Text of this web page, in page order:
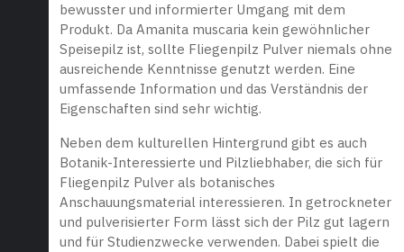
bewusster und informierter Umgang mit dem
Produkt. Da Amanita muscaria kein gewöhnlicher
Speisepilz ist, sollte Fliegenpilz Pulver niemals ohne
ausreichende Kenntnisse genutzt werden. Eine
umfassende Information und das Verständnis der
Eigenschaften sind sehr wichtig.
Neben dem kulturellen Hintergrund gibt es auch
Botanik-Interessierte und Pilzliebhaber, die sich für
Fliegenpilz Pulver als botanisches
Anschauungsmaterial interessieren. In getrockneter
und pulverisierter Form lässt sich der Pilz gut lagern
und für Studienzwecke verwenden. Dabei spielt die